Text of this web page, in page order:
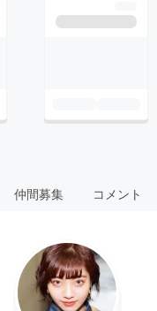
仲間募集 コメント